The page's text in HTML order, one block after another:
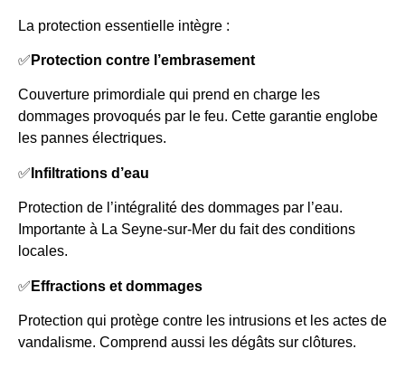
La protection essentielle intègre :
✅ Protection contre l’embrasement
Couverture primordiale qui prend en charge les
dommages provoqués par le feu. Cette garantie englobe
les pannes électriques.
✅ Infiltrations d’eau
Protection de l’intégralité des dommages par l’eau.
Importante à La Seyne-sur-Mer du fait des conditions
locales.
✅ Effractions et dommages
Protection qui protège contre les intrusions et les actes de
vandalisme. Comprend aussi les dégâts sur clôtures.